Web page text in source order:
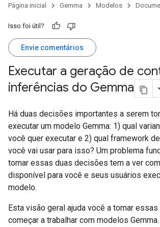
Página inicial Gemma Modelos
Isso foi útil?
Envie comentários
Executar a geração de
inferências do Gemma
Há duas decisões importantes a serem
executar um modelo Gemma: 1) qual
você quer executar e 2) qual framework
você vai usar para isso? Um problema
tomar essas duas decisões tem a ver
disponível para você e seus usuários
modelo.
Esta visão geral ajuda você a tomar
começar a trabalhar com modelos